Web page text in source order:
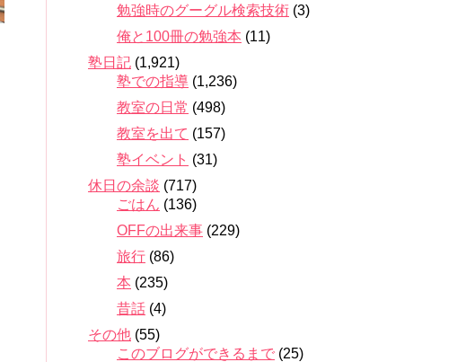
勉強時のグーグル検索技術 (3)
俺と100冊の勉強本 (11)
塾日記 (1,921)
塾での指導 (1,236)
教室の日常 (498)
教室を出て (157)
塾イベント (31)
休日の余談 (717)
ごはん (136)
OFFの出来事 (229)
旅行 (86)
本 (235)
昔話 (4)
その他 (55)
このブログができるまで (25)